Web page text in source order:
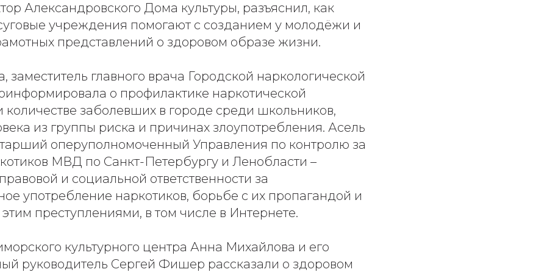
Александровского Дома культуры, разъяснил, как
учреждения помогают с созданием у молодёжи и
представлений о здоровом образе жизни.
заместитель главного врача Городской наркологической
о профилактике наркотической
количестве заболевших в городе среди школьников,
из группы риска и причинах злоупотребления. Асель
оперуполномоченный Управления по контролю за
МВД по Санкт-Петербургу и Ленобласти –
и социальной ответственности за
употребление наркотиков, борьбе с их пропагандой и
преступлениями, в том числе в Интернете.
культурного центра Анна Михайлова и его
руководитель Сергей Фишер рассказали о здоровом